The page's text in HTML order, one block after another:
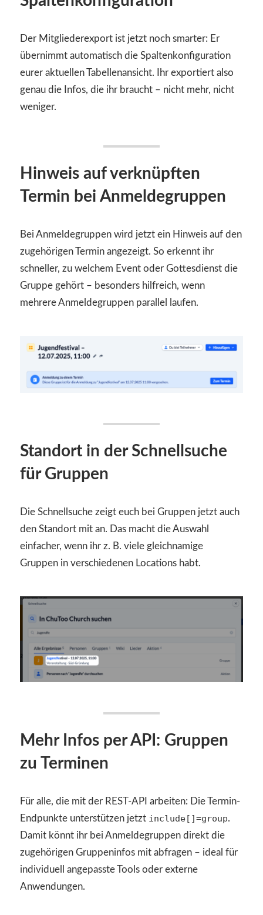
Der Mitgliederexport ist jetzt noch smarter: Er
übernimmt automatisch die Spaltenkonfiguration
eurer aktuellen Tabellenansicht. Ihr exportiert also
genau die Infos, die ihr braucht – nicht mehr, nicht
weniger.
Hinweis auf verknüpften
Termin bei Anmeldegruppen
Bei Anmeldegruppen wird jetzt ein Hinweis auf den
zugehörigen Termin angezeigt. So erkennt ihr
schneller, zu welchem Event oder Gottesdienst die
Gruppe gehört – besonders hilfreich, wenn
mehrere Anmeldegruppen parallel laufen.
Standort in der Schnellsuche
für Gruppen
Die Schnellsuche zeigt euch bei Gruppen jetzt auch
den Standort mit an. Das macht die Auswahl
einfacher, wenn ihr z. B. viele gleichnamige
Gruppen in verschiedenen Locations habt.
Mehr Infos per API: Gruppen
zu Terminen
Für alle, die mit der REST-API arbeiten: Die Termin-
Endpunkte unterstützen jetzt include[]=group.
Damit könnt ihr bei Anmeldegruppen direkt die
zugehörigen Gruppeninfos mit abfragen – ideal für
individuell angepasste Tools oder externe
Anwendungen.